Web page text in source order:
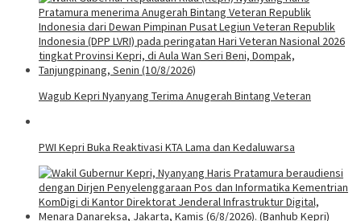
Wagub Kepri Nyanyang Terima Anugerah Bintang Veteran
PWI Kepri Buka Reaktivasi KTA Lama dan Kedaluwarsa